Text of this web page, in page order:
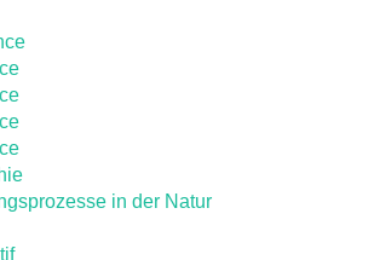
in der Natur